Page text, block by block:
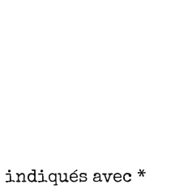
indiqués avec *